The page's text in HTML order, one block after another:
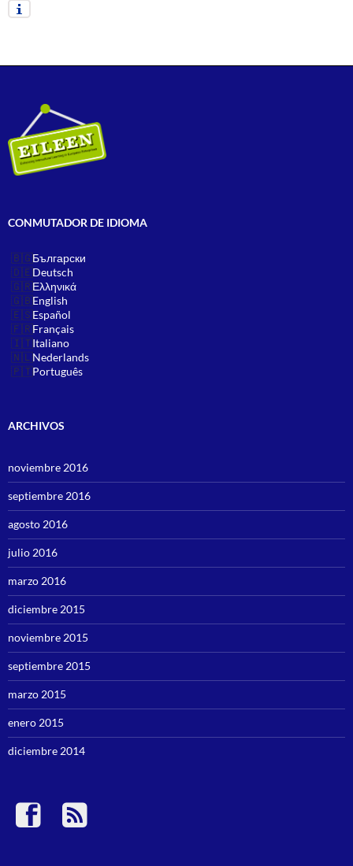
CONMUTADOR DE IDIOMA
Български
Deutsch
Ελληνικά
English
Español
Français
Italiano
Nederlands
Português
ARCHIVOS
noviembre 2016
septiembre 2016
agosto 2016
julio 2016
marzo 2016
diciembre 2015
noviembre 2015
septiembre 2015
marzo 2015
enero 2015
diciembre 2014